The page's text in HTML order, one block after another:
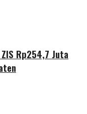
Rp254,7 Juta